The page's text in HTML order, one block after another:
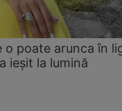
o poate arunca în
ieșit la lumină